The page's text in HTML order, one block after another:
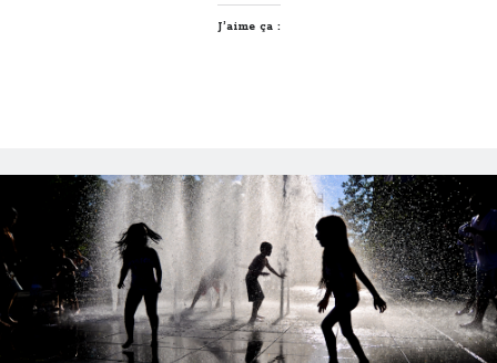
J’aime ça :